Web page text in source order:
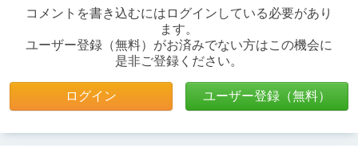
コメントを書き込むにはログインしている必要があり
ます。
ユーザー登録（無料）がお済みでない方はこの機会に
是非ご登録ください。
ログイン ユーザー登録（無料）